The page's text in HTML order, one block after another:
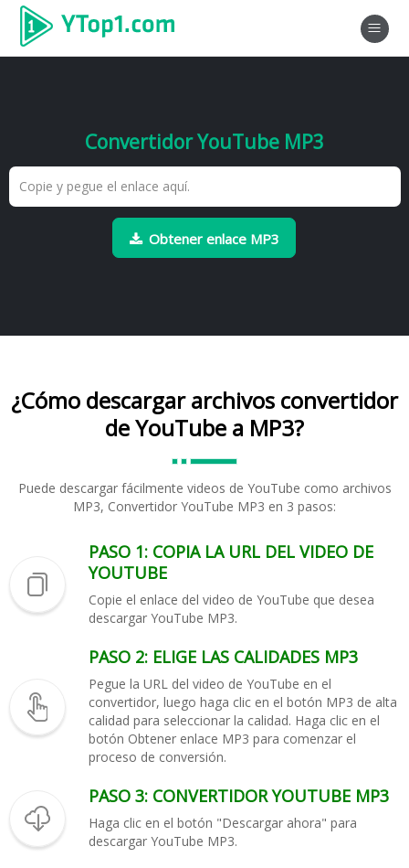
Convertidor YouTube MP3
Obtener enlace MP3
¿Cómo descargar archivos convertidor
de YouTube a MP3?
Puede descargar fácilmente videos de YouTube como archivos
MP3, Convertidor YouTube MP3 en 3 pasos:
PASO 1: COPIA LA URL DEL VIDEO DE
YOUTUBE
Copie el enlace del video de YouTube que desea
descargar YouTube MP3.
PASO 2: ELIGE LAS CALIDADES MP3
Pegue la URL del video de YouTube en el
convertidor, luego haga clic en el botón MP3 de alta
calidad para seleccionar la calidad. Haga clic en el
botón Obtener enlace MP3 para comenzar el
proceso de conversión.
PASO 3: CONVERTIDOR YOUTUBE MP3
Haga clic en el botón "Descargar ahora" para
descargar YouTube MP3.